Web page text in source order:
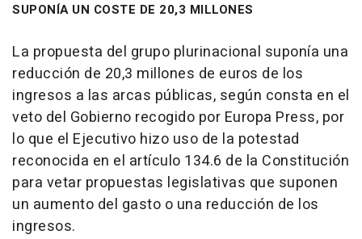
SUPONÍA UN COSTE DE 20,3 MILLONES
La propuesta del grupo plurinacional suponía una
reducción de 20,3 millones de euros de los
ingresos a las arcas públicas, según consta en el
veto del Gobierno recogido por Europa Press, por
lo que el Ejecutivo hizo uso de la potestad
reconocida en el artículo 134.6 de la Constitución
para vetar propuestas legislativas que suponen
un aumento del gasto o una reducción de los
ingresos.